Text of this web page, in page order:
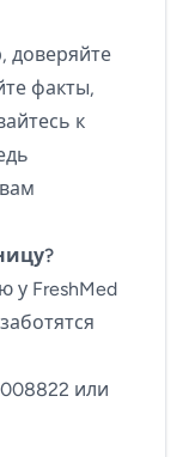
доверяйте
факты,
к
у FreshMed
или